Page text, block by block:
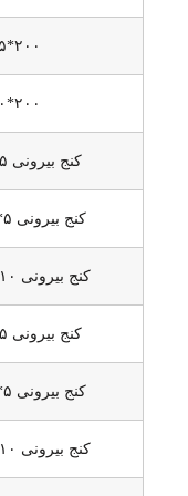
۲۰۰*۴۵
۲۰۰*۵۰
کنج بیرونی ۵*۵*۱۰۰
کنج بیرونی ۵*۱۰*۱۰۰
کنج بیرونی ۱۰*۱۰*۱۰۰
کنج بیرونی ۵*۵*۱۵۰
کنج بیرونی ۵*۱۰*۱۵۰
کنج بیرونی ۱۰*۱۰*۱۵۰